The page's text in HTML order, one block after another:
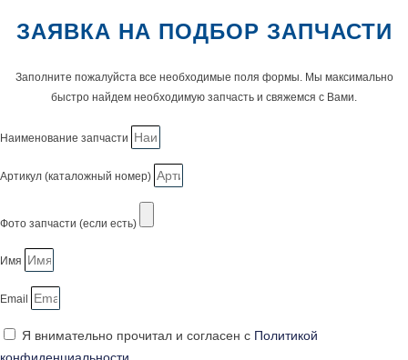
ЗАЯВКА НА ПОДБОР ЗАПЧАСТИ
Заполните пожалуйста все необходимые поля формы. Мы максимально
быстро найдем необходимую запчасть и свяжемся с Вами.
Наименование запчасти
Артикул (каталожный номер)
Фото запчасти (если есть)
Имя
Email
Я внимательно прочитал и согласен с Политикой
конфиденциальности